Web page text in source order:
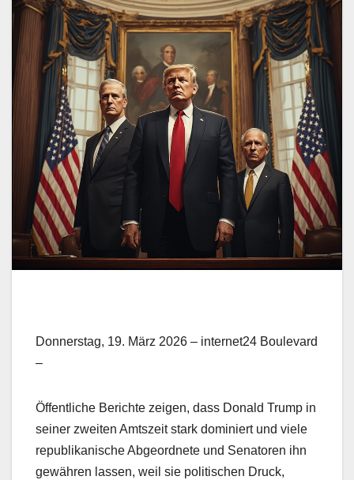
Donnerstag, 19. März 2026 – internet24 Boulevard
–
Öffentliche Berichte zeigen, dass Donald Trump in
seiner zweiten Amtszeit stark dominiert und viele
republikanische Abgeordnete und Senatoren ihn
gewähren lassen, weil sie politischen Druck,